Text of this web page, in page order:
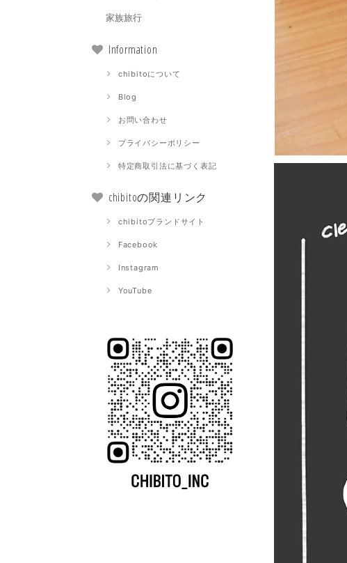
家族旅行
Information
chibitoについて
Blog
お問い合わせ
プライバシーポリシー
特定商取引法に基づく表記
chibitoの関連リンク
chibitoブランドサイト
Facebook
Instagram
YouTube